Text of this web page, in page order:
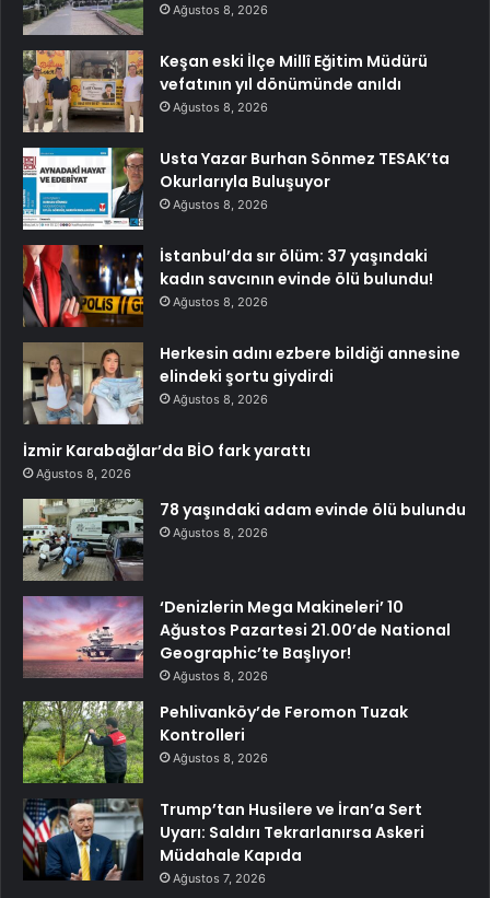
Ağustos 8, 2026
Keşan eski İlçe Millî Eğitim Müdürü
vefatının yıl dönümünde anıldı
Ağustos 8, 2026
Usta Yazar Burhan Sönmez TESAK’ta
Okurlarıyla Buluşuyor
Ağustos 8, 2026
İstanbul’da sır ölüm: 37 yaşındaki
kadın savcının evinde ölü bulundu!
Ağustos 8, 2026
Herkesin adını ezbere bildiği annesine
elindeki şortu giydirdi
Ağustos 8, 2026
İzmir Karabağlar’da BİO fark yarattı
Ağustos 8, 2026
78 yaşındaki adam evinde ölü bulundu
Ağustos 8, 2026
‘Denizlerin Mega Makineleri’ 10
Ağustos Pazartesi 21.00’de National
Geographic’te Başlıyor!
Ağustos 8, 2026
Pehlivanköy’de Feromon Tuzak
Kontrolleri
Ağustos 8, 2026
Trump’tan Husilere ve İran’a Sert
Uyarı: Saldırı Tekrarlanırsa Askeri
Müdahale Kapıda
Ağustos 7, 2026